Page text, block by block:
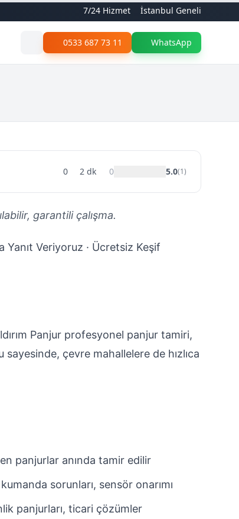
7/24 Hizmet İstanbul Geneli
0533 687 73 11 WhatsApp
0 2dk 0 5.0(1)
garantili çalışma.
Veriyoruz · Ücretsiz Keşif
Panjur profesyonel panjur tamiri,
çevre mahallelere de hızlıca
panjurlar anında tamir edilir
sorunları, sensör onarımı
panjurları, ticari çözümler